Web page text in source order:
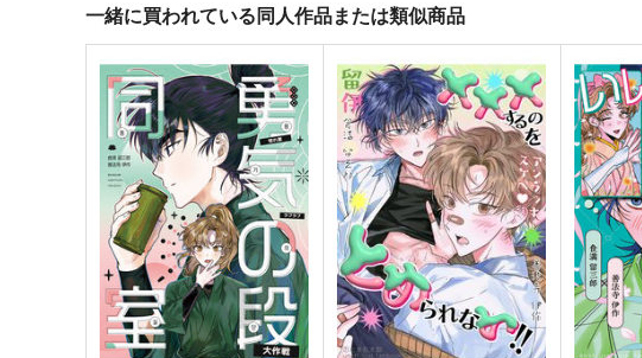
一緒に買われている同人作品または類似商品